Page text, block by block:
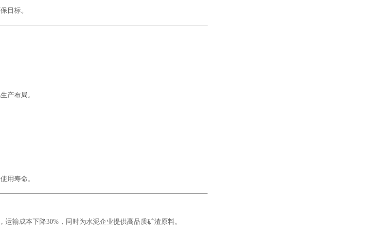
目标。
产布局。
用寿命。
输成本下降30%，同时为水泥企业提供高品质矿渣原料。